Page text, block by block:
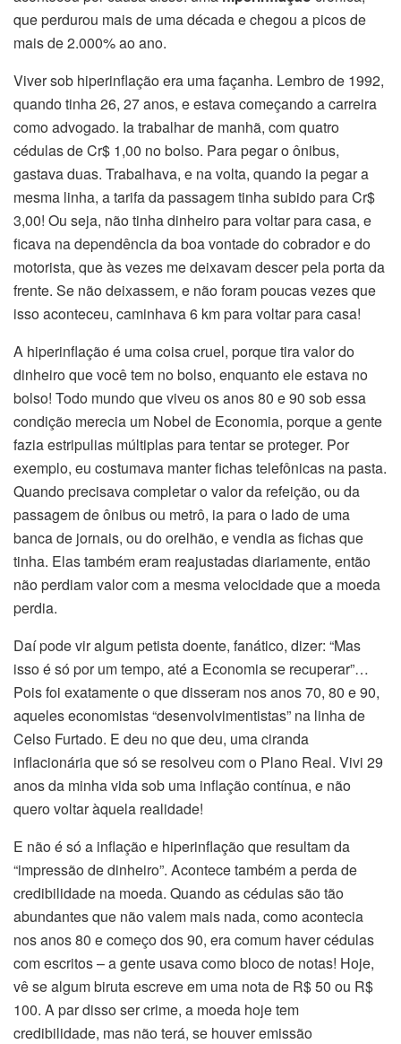
que perdurou mais de uma década e chegou a picos de
mais de 2.000% ao ano.
Viver sob hiperinflação era uma façanha. Lembro de 1992,
quando tinha 26, 27 anos, e estava começando a carreira
como advogado. Ia trabalhar de manhã, com quatro
cédulas de Cr$ 1,00 no bolso. Para pegar o ônibus,
gastava duas. Trabalhava, e na volta, quando ia pegar a
mesma linha, a tarifa da passagem tinha subido para Cr$
3,00! Ou seja, não tinha dinheiro para voltar para casa, e
ficava na dependência da boa vontade do cobrador e do
motorista, que às vezes me deixavam descer pela porta da
frente. Se não deixassem, e não foram poucas vezes que
isso aconteceu, caminhava 6 km para voltar para casa!
A hiperinflação é uma coisa cruel, porque tira valor do
dinheiro que você tem no bolso, enquanto ele estava no
bolso! Todo mundo que viveu os anos 80 e 90 sob essa
condição merecia um Nobel de Economia, porque a gente
fazia estripulias múltiplas para tentar se proteger. Por
exemplo, eu costumava manter fichas telefônicas na pasta.
Quando precisava completar o valor da refeição, ou da
passagem de ônibus ou metrô, ia para o lado de uma
banca de jornais, ou do orelhão, e vendia as fichas que
tinha. Elas também eram reajustadas diariamente, então
não perdiam valor com a mesma velocidade que a moeda
perdia.
Daí pode vir algum petista doente, fanático, dizer: “Mas
isso é só por um tempo, até a Economia se recuperar”…
Pois foi exatamente o que disseram nos anos 70, 80 e 90,
aqueles economistas “desenvolvimentistas” na linha de
Celso Furtado. E deu no que deu, uma ciranda
inflacionária que só se resolveu com o Plano Real. Vivi 29
anos da minha vida sob uma inflação contínua, e não
quero voltar àquela realidade!
E não é só a inflação e hiperinflação que resultam da
“impressão de dinheiro”. Acontece também a perda de
credibilidade na moeda. Quando as cédulas são tão
abundantes que não valem mais nada, como acontecia
nos anos 80 e começo dos 90, era comum haver cédulas
com escritos – a gente usava como bloco de notas! Hoje,
vê se algum biruta escreve em uma nota de R$ 50 ou R$
100. A par disso ser crime, a moeda hoje tem
credibilidade, mas não terá, se houver emissão